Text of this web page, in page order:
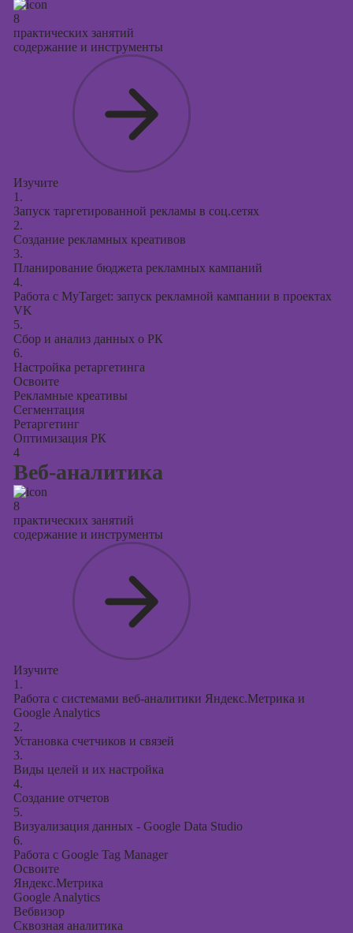
8
практических занятий
содержание и инструменты
Изучите
1.
Запуск таргетированной рекламы в соц.сетях
2.
Создание рекламных креативов
3.
Планирование бюджета рекламных кампаний
4.
Работа с MyTarget: запуск рекламной кампании в проектах
VK
5.
Сбор и анализ данных о РК
6.
Настройка ретаргетинга
Освоите
Рекламные креативы
Сегментация
Ретаргетинг
Оптимизация РК
4
Веб-аналитика
8
практических занятий
содержание и инструменты
Изучите
1.
Работа с системами веб-аналитики Яндекс.Метрика и
Google Analytics
2.
Установка счетчиков и связей
3.
Виды целей и их настройка
4.
Создание отчетов
5.
Визуализация данных - Google Data Studio
6.
Работа с Google Tag Manager
Освоите
Яндекс.Метрика
Google Analytics
Вебвизор
Сквозная аналитика